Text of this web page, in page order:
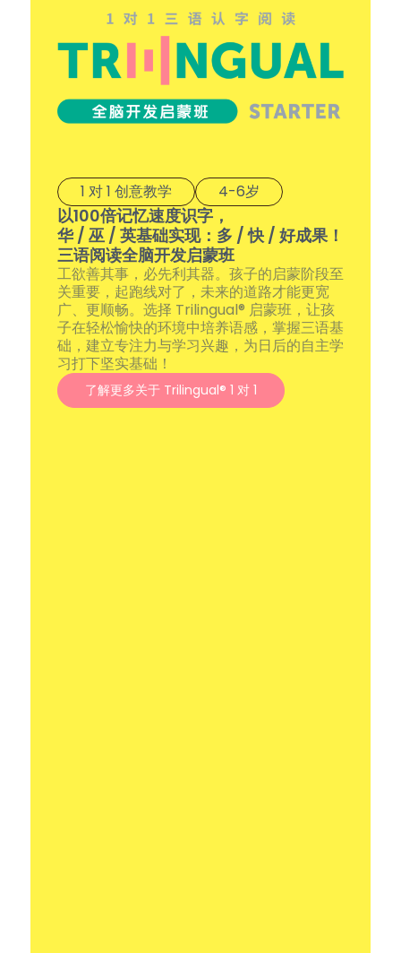
1 对 1 创意教学 4-6岁
以100倍记忆速度识字，
华 / 巫 / 英基础实现：多 / 快 / 好成果！
三语阅读全脑开发启蒙班
工欲善其事，必先利其器。孩子的启蒙阶段至
关重要，起跑线对了，未来的道路才能更宽
广、更顺畅。选择 Trilingual® 启蒙班，让孩
子在轻松愉快的环境中培养语感，掌握三语基
础，建立专注力与学习兴趣，为日后的自主学
习打下坚实基础！
了解更多关于 Trilingual® 1 对 1